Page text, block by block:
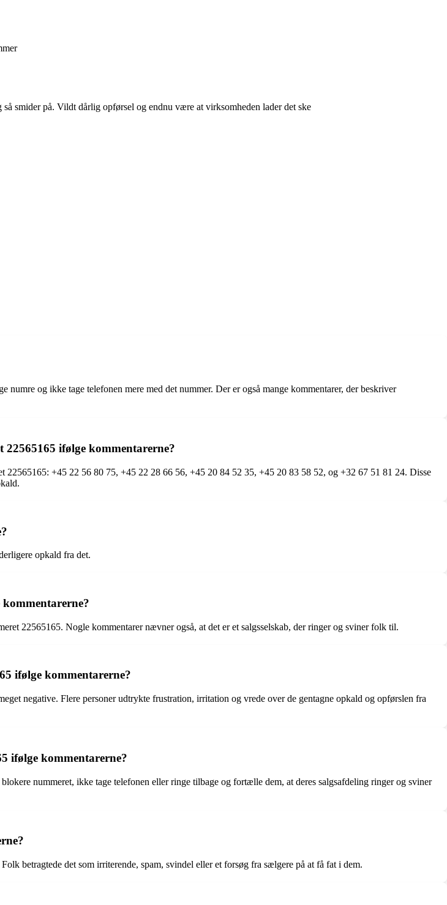
smider på. Vildt dårlig opførsel og endnu være at virksomheden lader det ske
og ikke tage telefonen mere med det nummer. Der er også mange kommentarer, der beskriver
ifølge kommentarerne?
+45 22 56 80 75, +45 22 28 66 56, +45 20 84 52 35, +45 20 83 58 52, og +32 67 51 81 24. Disse
opkald fra det.
22565165. Nogle kommentarer nævner også, at det er et salgsselskab, der ringer og sviner folk til.
ifølge kommentarerne?
negative. Flere personer udtrykte frustration, irritation og vrede over de gentagne opkald og opførslen fra
ifølge kommentarerne?
nummeret, ikke tage telefonen eller ringe tilbage og fortælle dem, at deres salgsafdeling ringer og sviner
betragtede det som irriterende, spam, svindel eller et forsøg fra sælgere på at få fat i dem.